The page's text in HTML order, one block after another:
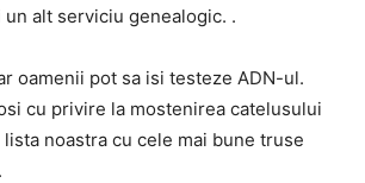
alt serviciu genealogic. .
oamenii pot sa isi testeze ADN-ul.
cu privire la mostenirea catelusului
noastra cu cele mai bune truse